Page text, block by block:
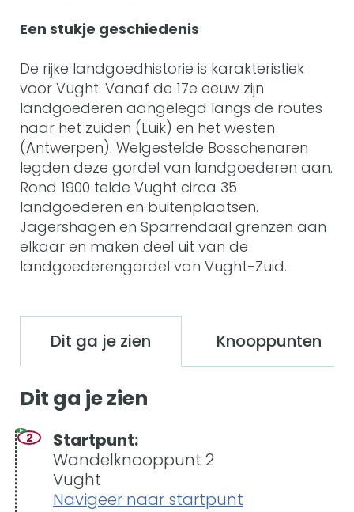
Een stukje geschiedenis
De rijke landgoedhistorie is karakteristiek
voor Vught. Vanaf de 17e eeuw zijn
landgoederen aangelegd langs de routes
naar het zuiden (Luik) en het westen
(Antwerpen). Welgestelde Bosschenaren
legden deze gordel van landgoederen aan.
Rond 1900 telde Vught circa 35
landgoederen en buitenplaatsen.
Jagershagen en Sparrendaal grenzen aan
elkaar en maken deel uit van de
landgoederengordel van Vught-Zuid.
Dit ga je zien Knooppunten
Dit ga je zien
2
Startpunt:
Wandelknooppunt 2
Vught
Navigeer naar startpunt